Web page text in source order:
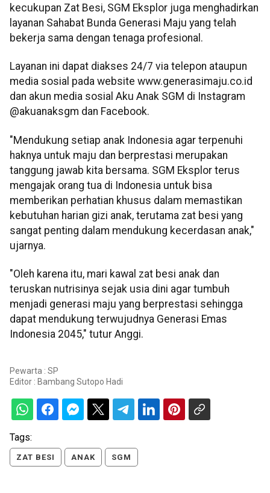
kecukupan Zat Besi, SGM Eksplor juga menghadirkan
layanan Sahabat Bunda Generasi Maju yang telah
bekerja sama dengan tenaga profesional.
Layanan ini dapat diakses 24/7 via telepon ataupun
media sosial pada website www.generasimaju.co.id
dan akun media sosial Aku Anak SGM di Instagram
@akuanaksgm dan Facebook.
"Mendukung setiap anak Indonesia agar terpenuhi
haknya untuk maju dan berprestasi merupakan
tanggung jawab kita bersama. SGM Eksplor terus
mengajak orang tua di Indonesia untuk bisa
memberikan perhatian khusus dalam memastikan
kebutuhan harian gizi anak, terutama zat besi yang
sangat penting dalam mendukung kecerdasan anak,"
ujarnya.
"Oleh karena itu, mari kawal zat besi anak dan
teruskan nutrisinya sejak usia dini agar tumbuh
menjadi generasi maju yang berprestasi sehingga
dapat mendukung terwujudnya Generasi Emas
Indonesia 2045," tutur Anggi.
Pewarta : SP
Editor : Bambang Sutopo Hadi
Tags:
ZAT BESI ANAK SGM